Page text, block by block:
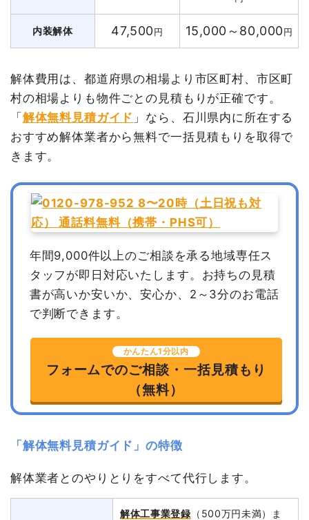
内装解体 47,500円 15,000～80,000円
解体費用は、都道府県の相場より市区町村、市区町
村の相場よりも物件ごとの見積もりが正確です。
「解体無料見積ガイド 」なら、石川県内に所在する
おすすめ解体業者から無料で一括見積もりを取得で
きます。
年間9,000件以上のご相談を承る地域専任ス
タッフが即日対応いたします。 お持ちの見積
書が高いか安いか、安心か、2～3分のお電話
で判断できます。
かんたん1分以内
フォームでのご相談・一括見積もり
（無料）
「解体無料見積ガイド」の特徴
解体業者とのやりとりをすべて代行します。
解体工事業登録 （500万円未満）ま